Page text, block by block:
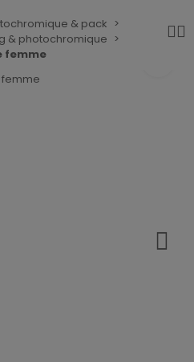
& pack
& photochromique
femme